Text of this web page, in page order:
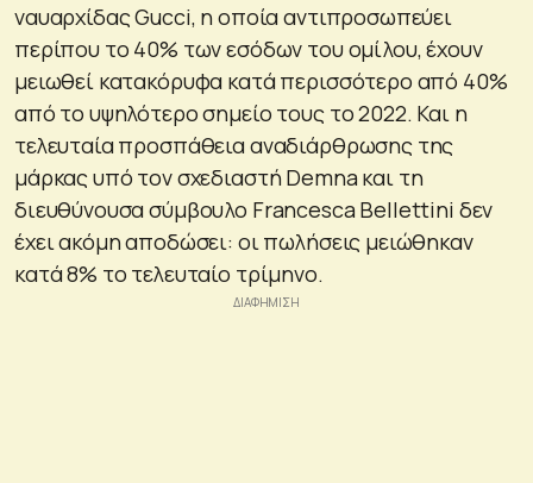
ναυαρχίδας Gucci, η οποία αντιπροσωπεύει
περίπου το 40% των εσόδων του ομίλου, έχουν
μειωθεί κατακόρυφα κατά περισσότερο από 40%
από το υψηλότερο σημείο τους το 2022. Και η
τελευταία προσπάθεια αναδιάρθρωσης της
μάρκας υπό τον σχεδιαστή Demna και τη
διευθύνουσα σύμβουλο Francesca Bellettini δεν
έχει ακόμη αποδώσει: οι πωλήσεις μειώθηκαν
κατά 8% το τελευταίο τρίμηνο.